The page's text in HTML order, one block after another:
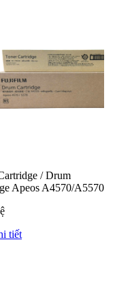
/ Drum
Apeos A4570/A5570
tiết